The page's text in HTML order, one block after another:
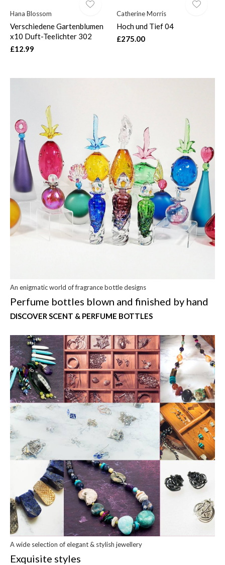
Hana Blossom
Verschiedene Gartenblumen
x10 Duft-Teelichter 302
£12.99
Catherine Morris
Hoch und Tief 04
£275.00
An enigmatic world of fragrance bottle designs
Perfume bottles blown and finished by hand
DISCOVER SCENT & PERFUME BOTTLES
A wide selection of elegant & stylish jewellery
Exquisite styles